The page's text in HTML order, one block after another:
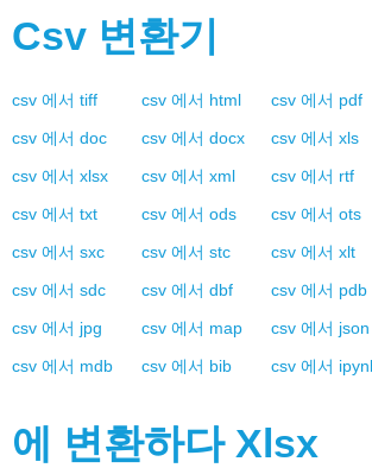
Csv 변환기
csv 에서 tiff csv 에서 html csv 에서 pdf
csv 에서 doc csv 에서 docx csv 에서 xls
csv 에서 xlsx csv 에서 xml csv 에서 rtf
csv 에서 txt csv 에서 ods csv 에서 ots
csv 에서 sxc csv 에서 stc csv 에서 xlt
csv 에서 sdc csv 에서 dbf csv 에서 pdb
csv 에서 jpg csv 에서 map csv 에서 json
csv 에서 mdb csv 에서 bib csv 에서
에 변환하다 Xlsx